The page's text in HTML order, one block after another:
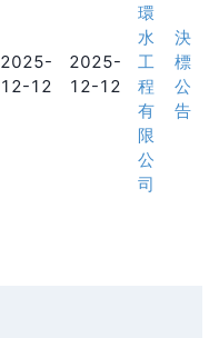
2025-
12-12
2025-
12-12
環
水
工
程
有
限
公
司
決
標
公
告